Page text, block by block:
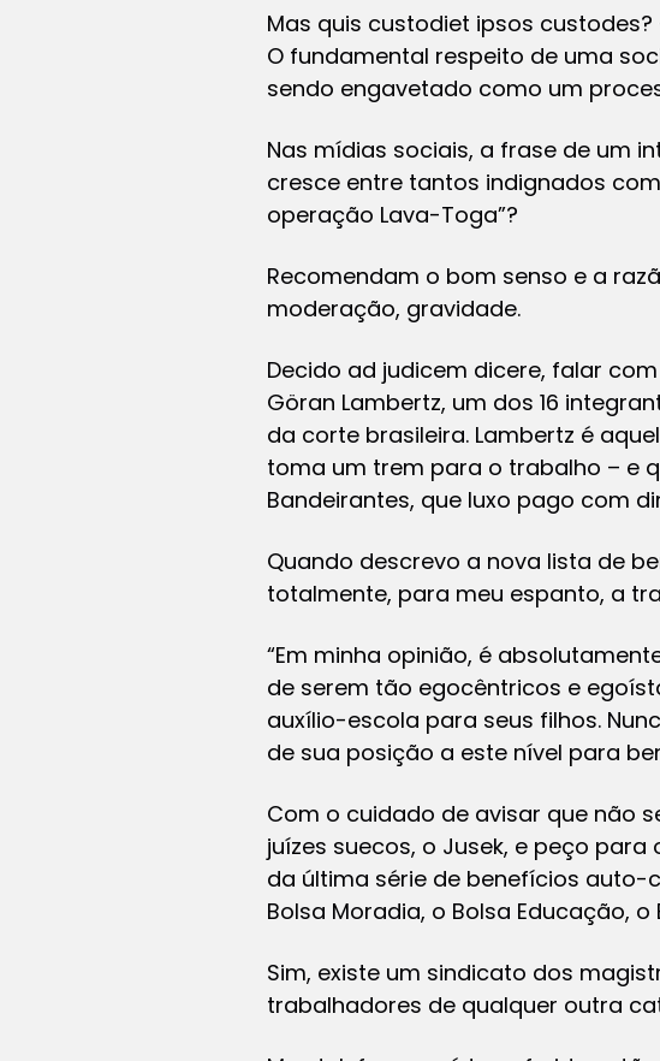
Mas quis custodiet ipsos custodes
O fundamental respeito de uma
sendo engavetado como um
Nas mídias sociais, a frase de um
cresce entre tantos indignados
operação Lava-Toga”?
Recomendam o bom senso e a
moderação, gravidade.
Decido ad judicem dicere, falar
Göran Lambertz, um dos 16
da corte brasileira. Lambertz é
toma um trem para o trabalho – e
Bandeirantes, que luxo pago com
Quando descrevo a nova lista de
totalmente, para meu espanto, a
“Em minha opinião, é
de serem tão egocêntricos e
auxílio-escola para seus filhos.
de sua posição a este nível para
Com o cuidado de avisar que não
juízes suecos, o Jusek, e peço
da última série de benefícios
Bolsa Moradia, o Bolsa Educação,
Sim, existe um sindicato dos
trabalhadores de qualquer outra